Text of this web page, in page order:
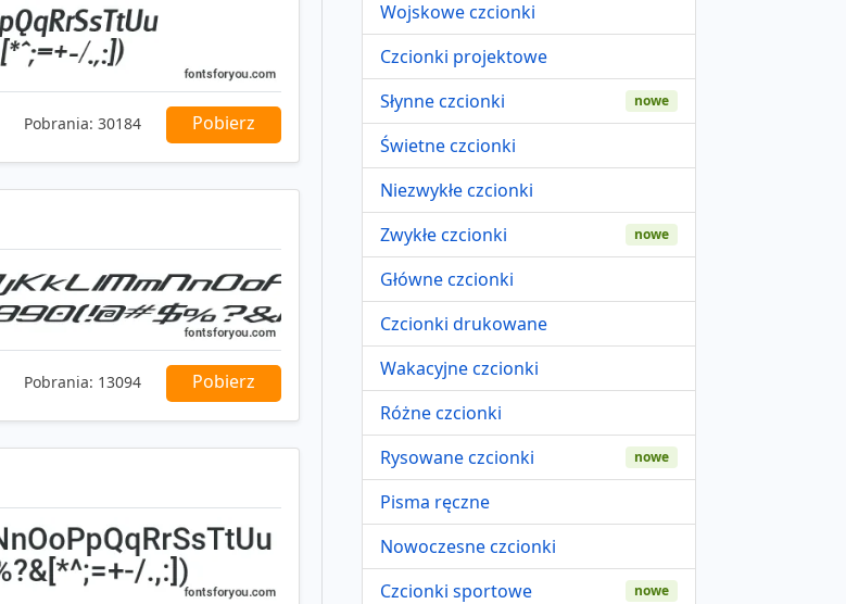
Pobrania: 30184 Pobierz
Pobrania: 13094 Pobierz
Wojskowe czcionki
Czcionki projektowe
Słynne czcionki
nowe
Świetne czcionki
Niezwykłe czcionki
Zwykłe czcionki
nowe
Główne czcionki
Czcionki drukowane
Wakacyjne czcionki
Różne czcionki
Rysowane czcionki
nowe
Pisma ręczne
Nowoczesne czcionki
Czcionki sportowe
nowe